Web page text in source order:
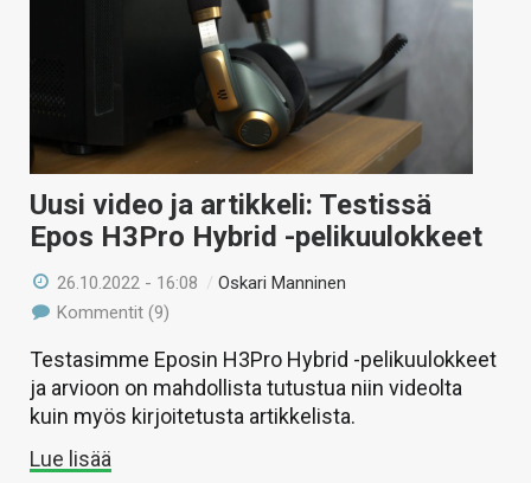
Uusi video ja artikkeli: Testissä
Epos H3Pro Hybrid -pelikuulokkeet
26.10.2022 - 16:08 /Oskari Manninen
Kommentit (9)
Testasimme Eposin H3Pro Hybrid -pelikuulokkeet
ja arvioon on mahdollista tutustua niin videolta
kuin myös kirjoitetusta artikkelista.
Lue lisää